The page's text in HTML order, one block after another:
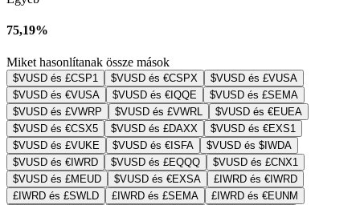
75,19%
Miket hasonlítanak össze mások
$VUSD és £CSP1 $VUSD és €CSPX
$VUSD és £VUSA
$VUSD és €VUSA
$VUSD és €IQQE
$VUSD és £SEMA
$VUSD és £VWRP
$VUSD és £VWRL
$VUSD és €EUEA
$VUSD és €CSX5
$VUSD és £DAXX
$VUSD és €EXS1
$VUSD és £VUKE
$VUSD és €ISFA
$VUSD és $IWDA
$VUSD és €IWRD
$VUSD és £EQQQ
$VUSD és £CNX1
$VUSD és £MEUD
$VUSD és €EXSA
£IWRD és €IWRD
£IWRD és £SWLD
£IWRD és £SEMA
£IWRD és €EUNM